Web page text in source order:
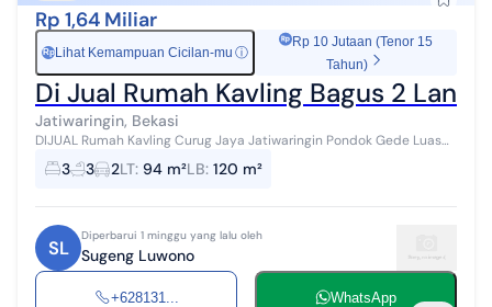
Rp 1,64 Miliar
Rp Lihat Kemampuan Cicilan-mu ⓘ
Rp 10 Jutaan (Tenor 15
Tahun)
Di Jual Rumah Kavling Bagus 2
Jatiwaringin, Bekasi
DIJUAL Rumah Kavling Curug Jaya Jatiwaringin Pondok Gede Luas
tanah 94 m2 Luas bangunan 120 m2 Kamar tidur 3 Kamar mandi 3
Lantai 2 Carport 2 mob...
3 3 2LT: 94 m²LB: 120 m²
SL
Diperbarui 1 minggu yang lalu oleh
Sugeng Luwono
+628131... WhatsApp